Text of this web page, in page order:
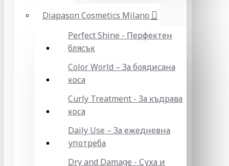
Diapason Cosmetics Milano
Perfect Shine - Перфектен
блясък
Color World – За боядисана
коса
Curly Treatment - За къдрава
коса
Daily Use – За ежедневна
употреба
Dry and Damage - Суха и